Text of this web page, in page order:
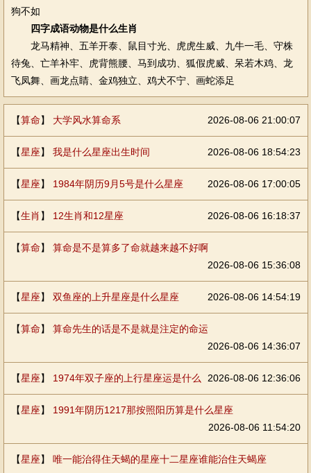
狗不如
四字成语动物是什么生肖
龙马精神、五羊开泰、鼠目寸光、虎虎生威、九牛一毛、守株
待兔、亡羊补牢、虎背熊腰、马到成功、狐假虎威、呆若木鸡、龙
飞凤舞、画龙点睛、金鸡独立、鸡犬不宁、画蛇添足
【算命】 大学风水算命系 2026-08-06 21:00:07
【星座】 我是什么星座出生时间 2026-08-06 18:54:23
【星座】 1984年阴历9月5号是什么星座 2026-08-06 17:00:05
【生肖 】 12生肖和12星座 2026-08-06 16:18:37
【算命】 算命是不是算多了命就越来越不好啊
2026-08-06 15:36:08
【星座】 双鱼座的上升星座是什么星座 2026-08-06 14:54:19
【算命】 算命先生的话是不是就是注定的命运
2026-08-06 14:36:07
【星座】 1974年双子座的上行星座运是什么 2026-08-06 12:36:06
【星座】 1991年阴历1217那按照阳历算是什么星座
2026-08-06 11:54:20
【星座】 唯一能治得住天蝎的星座十二星座谁能治住天蝎座